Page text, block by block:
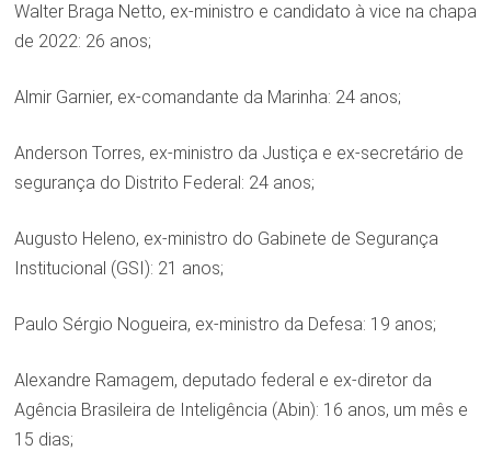
Walter Braga Netto, ex-ministro e candidato à vice na chapa
de 2022: 26 anos;
Almir Garnier, ex-comandante da Marinha: 24 anos;
Anderson Torres, ex-ministro da Justiça e ex-secretário de
segurança do Distrito Federal: 24 anos;
Augusto Heleno, ex-ministro do Gabinete de Segurança
Institucional (GSI): 21 anos;
Paulo Sérgio Nogueira, ex-ministro da Defesa: 19 anos;
Alexandre Ramagem, deputado federal e ex-diretor da
Agência Brasileira de Inteligência (Abin): 16 anos, um mês e
15 dias;